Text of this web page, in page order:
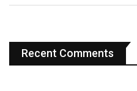
Recent Comments